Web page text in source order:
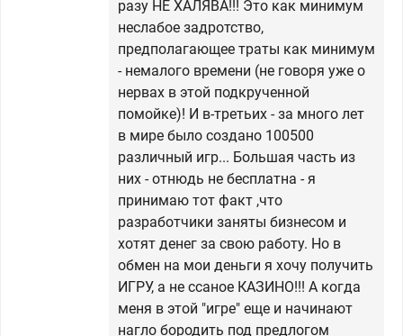
разу НЕ ХАЛЯВА!!! Это как минимум
неслабое задротство,
предполагающее траты как минимум
- немалого времени (не говоря уже о
нервах в этой подкрученной
помойке)! И в-третьих - за много лет
в мире было создано 100500
различный игр... Большая часть из
них - отнюдь не бесплатна - я
принимаю тот факт ,что
разработчики заняты бизнесом и
хотят денег за свою работу. Но в
обмен на мои деньги я хочу получить
ИГРУ, а не ссаное КАЗИНО!!! А когда
меня в этой "игре" еще и начинают
нагло бородить под предлогом